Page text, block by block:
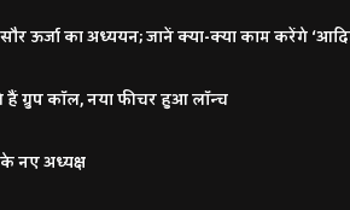
ऊर्जा का अध्ययन; जानें क्या-क्या काम करेंगे
ग्रुप कॉल, नया फीचर हुआ लॉन्च
नए अध्यक्ष